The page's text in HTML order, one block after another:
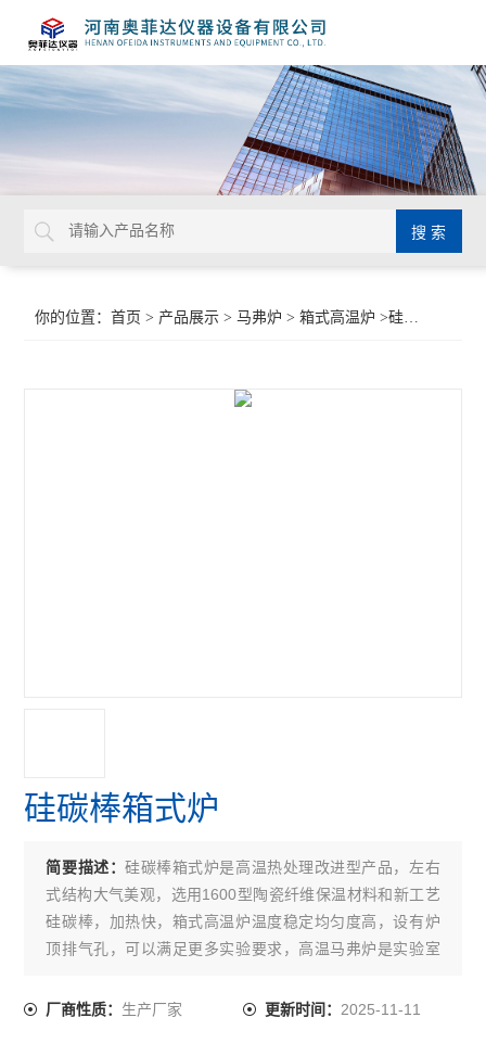
你的位置：首页 > 产品展示 >马弗炉 >箱式高温炉 >硅碳棒箱式炉
硅碳棒箱式炉
简要描述：硅碳棒箱式炉是高温热处理改进型产品，左右
式结构大气美观，选用1600型陶瓷纤维保温材料和新工艺
硅碳棒，加热快，箱式高温炉温度稳定均匀度高，设有炉
顶排气孔，可以满足更多实验要求，高温马弗炉是实验室
厂商性质： 生产厂家 更新时间： 2025-11-11